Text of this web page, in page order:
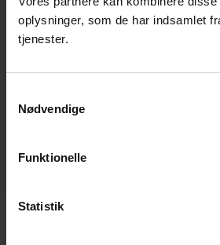
oplysninger, som de har indsamlet
tjenester.
Nødvendige
Funktionelle
Statistik